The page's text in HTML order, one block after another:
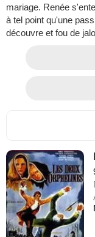
mariage. Renée
à tel point qu'une
découvre et fou de